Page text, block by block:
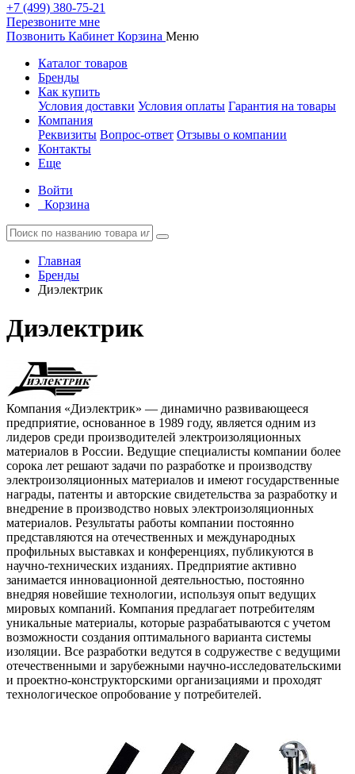
+7 (499) 380-75-21
Перезвоните мне
Позвонить Кабинет Корзина Меню
Каталог товаров
Бренды
Как купить
Условия доставки Условия оплаты Гарантия на товары
Компания
Реквизиты Вопрос-ответ Отзывы о компании
Контакты
Еще
Войти
Корзина
Главная
Бренды
Диэлектрик
Диэлектрик
Компания «Диэлектрик» — динамично развивающееся
предприятие, основанное в 1989 году, является одним из
лидеров среди производителей электроизоляционных
материалов в России. Ведущие специалисты компании более
сорока лет решают задачи по разработке и производству
электроизоляционных материалов и имеют государственные
награды, патенты и авторские свидетельства за разработку и
внедрение в производство новых электроизоляционных
материалов. Результаты работы компании постоянно
представляются на отечественных и международных
профильных выставках и конференциях, публикуются в
научно-технических изданиях. Предприятие активно
занимается инновационной деятельностью, постоянно
внедряя новейшие технологии, используя опыт ведущих
мировых компаний. Компания предлагает потребителям
уникальные материалы, которые разрабатываются с учетом
возможности создания оптимального варианта системы
изоляции. Все разработки ведутся в содружестве с ведущими
отечественными и зарубежными научно-исследовательскими
и проектно-конструкторскими организациями и проходят
технологическое опробование у потребителей.